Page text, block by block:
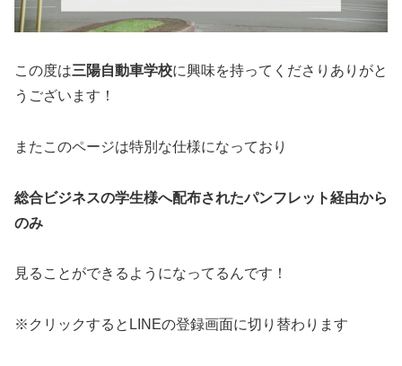
この度は三陽自動車学校に興味を持ってくださりありがと
うございます！
またこのページは特別な仕様になっており
総合ビジネスの学生様へ配布されたパンフレット経由から
のみ
見ることができるようになってるんです！
※クリックするとLINEの登録画面に切り替わります